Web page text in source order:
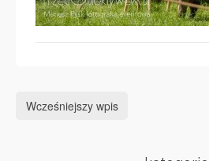
Wcześniejszy wpis